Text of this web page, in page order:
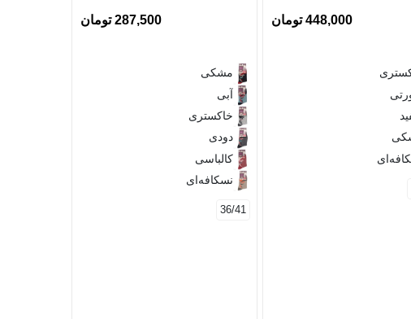
448,000 تومان 287,500 تومان
مشکی
آبی
خاکستری
دودی
کالباسی
نسکافه‌ای
36/41